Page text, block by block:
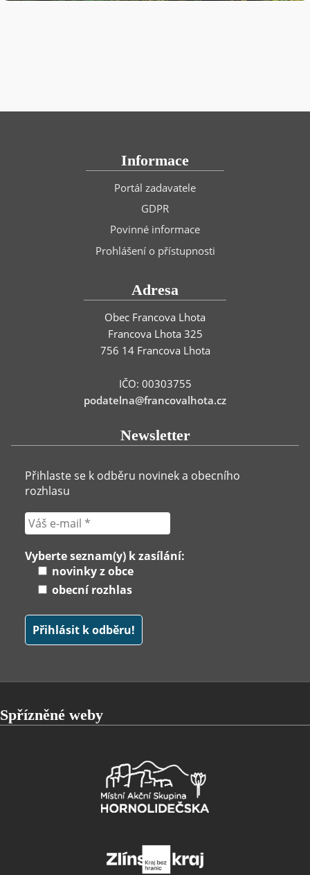
Informace
Portál zadavatele
GDPR
Povinné informace
Prohlášení o přístupnosti
Adresa
Obec Francova Lhota
Francova Lhota 325
756 14 Francova Lhota
IČO: 00303755
podatelna@francovalhota.cz
Newsletter
Přihlaste se k odběru novinek a obecního
rozhlasu
Vyberte seznam(y) k zasílání:
novinky z obce
obecní rozhlas
Spřízněné weby